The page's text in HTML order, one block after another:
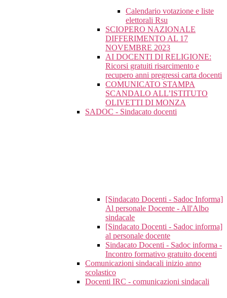
Calendario votazione e liste
elettorali Rsu
SCIOPERO NAZIONALE
DIFFERIMENTO AL 17
NOVEMBRE 2023
AI DOCENTI DI RELIGIONE:
Ricorsi gratuiti risarcimento e
recupero anni pregressi carta docenti
COMUNICATO STAMPA
SCANDALO ALL’ISTITUTO
OLIVETTI DI MONZA
SADOC - Sindacato docenti
[Sindacato Docenti - Sadoc Informa]
Al personale Docente - All'Albo
sindacale
[Sindacato Docenti - Sadoc informa]
al personale docente
Sindacato Docenti - Sadoc informa -
Incontro formativo gratuito docenti
Comunicazioni sindacali inizio anno
scolastico
Docenti IRC - comunicazioni sindacali